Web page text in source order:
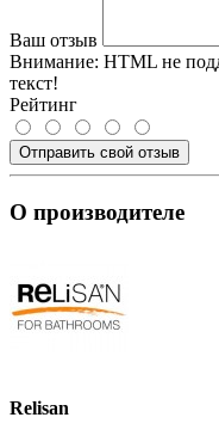
Ваш отзыв
Внимание: HTML не
текст!
Рейтинг
Отправить свой отзыв
О производителе
Relisan